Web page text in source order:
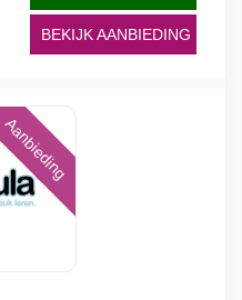
BEKIJK AANBIEDING
Aanbieding